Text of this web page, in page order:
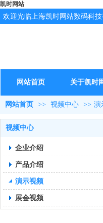
凯时网站
欢迎光临上海凯时网站数
网站首页 关于凯时
网站首页 >> 视频中心 >> 演
视频中心
企业介绍
产品介绍
演示视频
展会视频